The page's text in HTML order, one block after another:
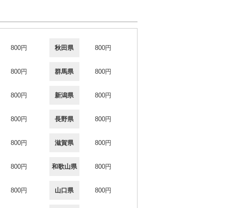
800円 秋田県 800円
800円 群馬県 800円
800円 新潟県 800円
800円 長野県 800円
800円 滋賀県 800円
800円 和歌山県 800円
800円 山口県 800円